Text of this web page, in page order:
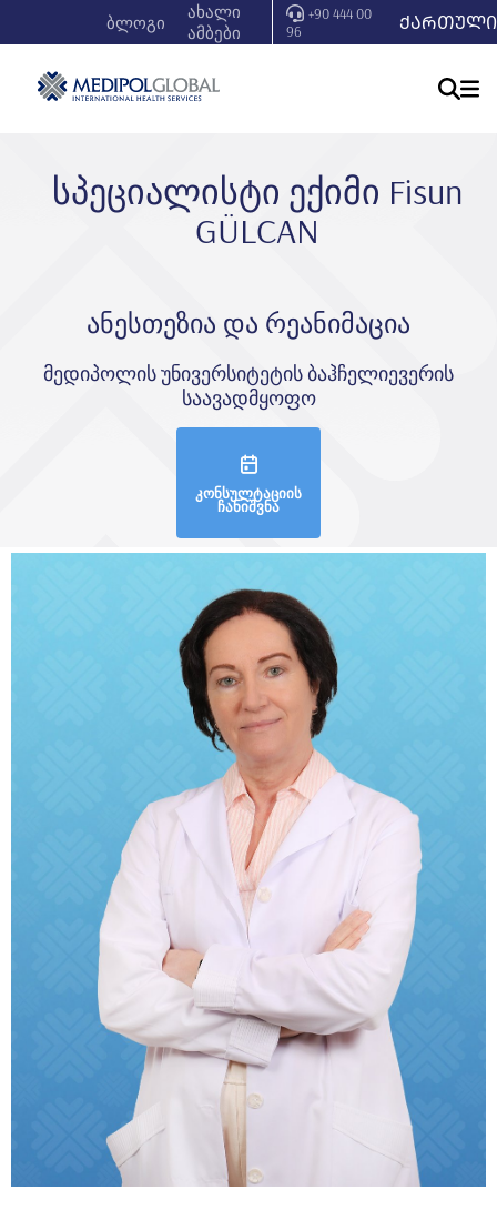
ბლოგი
ახალი
ამბები
+90 444 00
96
ᲥᲐᲠᲗᲣᲚᲘ
სპეციალისტი ექიმი Fi̇sun
GÜLCAN
ანესთეზია და რეანიმაცია
მედიპოლის უნივერსიტეტის ბაჰჩელიევერის
საავადმყოფო
კონსულტაციის
ჩანიშვნა